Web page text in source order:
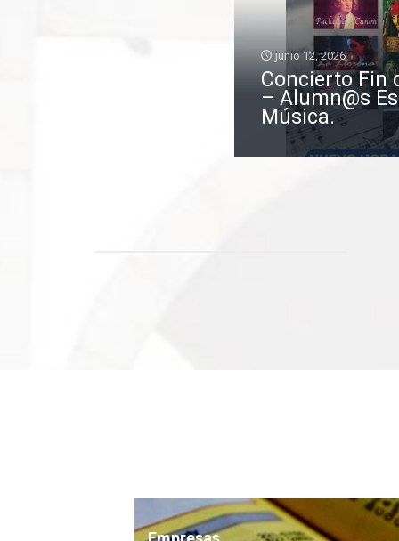
junio 12, 2026
Concierto Fin
– Alumn@s
Música.